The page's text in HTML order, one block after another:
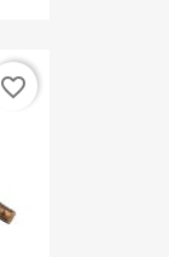
favorite_border